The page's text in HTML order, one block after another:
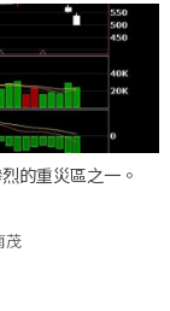
的重災區之一。
茂